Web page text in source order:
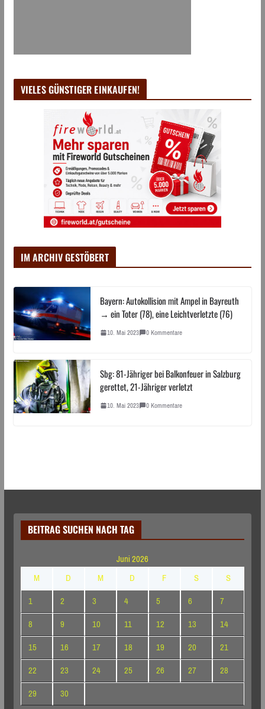
VIELES GÜNSTIGER EINKAUFEN!
IM ARCHIV GESTÖBERT
Bayern: Autokollision mit Ampel in Bayreuth
→ ein Toter (78), eine Leichtverletzte (76)
10. Mai 2023 0 Kommentare
Sbg: 81-Jähriger bei Balkonfeuer in Salzburg
gerettet, 21-Jähriger verletzt
10. Mai 2023 0 Kommentare
BEITRAG SUCHEN NACH TAG
Juni 2026
M
D M D F S
S
1
2 3 4 5 6
7
8
9 10 11 12 13
14
15
16 17 18 19 20
21
22
23 24 25 26 27
28
29
30